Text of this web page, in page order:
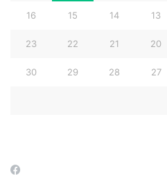
13
14
15
16
20
21
22
23
27
28
29
30